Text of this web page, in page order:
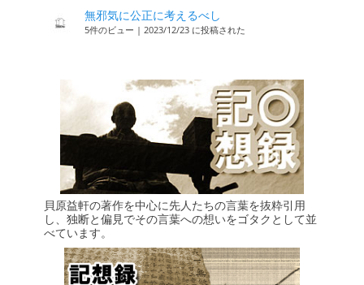
無邪気に公正に考えるべし
5件のビュー | 2023/12/23 に投稿された
貝原益軒の著作を中心に先人たちの言葉を抜粋引用
し、独断と偏見でその言葉への想いをゴタクとして並
べています。